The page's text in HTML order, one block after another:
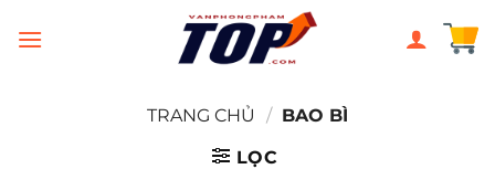
đến
TRANG CHỦ
/ BAO BÌ
LỌC